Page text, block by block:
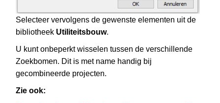
Selecteer vervolgens de gewenste elementen uit de
bibliotheek Utiliteitsbouw.
U kunt onbeperkt wisselen tussen de verschillende
Zoekbomen. Dit is met name handig bij
gecombineerde projecten.
Zie ook: